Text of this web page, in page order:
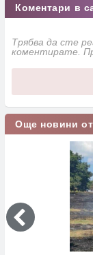
Коментари в
Трябва да сте
коментирате.
Още новини